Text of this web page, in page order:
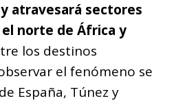
atravesará sectores
norte de África y
los destinos
el fenómeno se
España, Túnez y